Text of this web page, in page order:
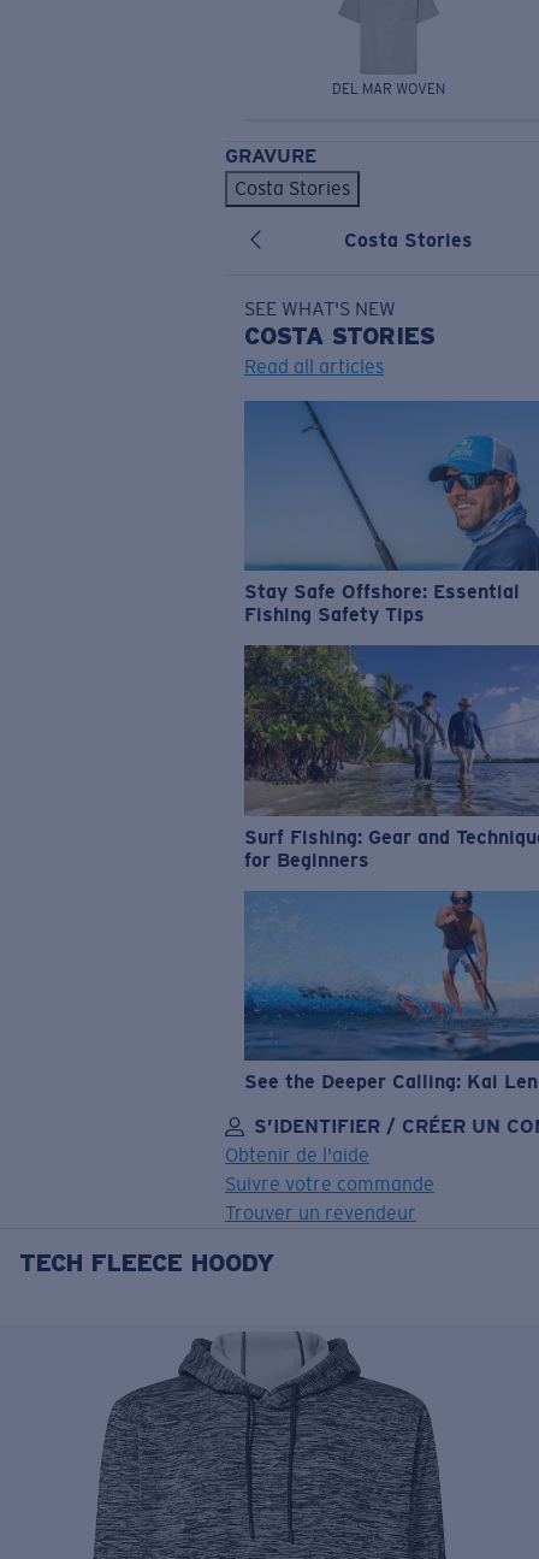
DEL MAR WOVEN
GRAVURE
Costa Stories
Costa Stories
SEE WHAT'S NEW
COSTA STORIES
Read all articles
Stay Safe Offshore: Essential
Fishing Safety Tips
Surf Fishing: Gear and
for Beginners
See the Deeper Calling: Kai
S’IDENTIFIER / CRÉER UN
Obtenir de l'aide
Suivre votre commande
Trouver un revendeur
OBJECTIF MIS À JOURAJOUTÉ AU PANIER!
Prix :
Quantité:
Prix : Gratuit
Quantité:
TECH FLEECE HOODY